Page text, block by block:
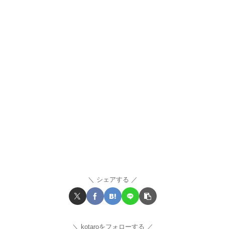
シェアする
kotaroをフォローする